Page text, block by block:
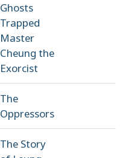
Ghosts
Trapped
Master
Cheung the
Exorcist
The
Oppressors
The Story